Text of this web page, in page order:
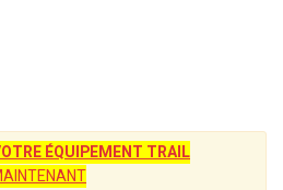
ÉQUIPEMENT TRAIL